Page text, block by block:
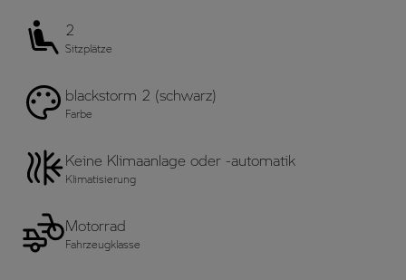
2
Sitzplätze
blackstorm 2 (schwarz)
Farbe
Keine Klimaanlage oder -automatik
Klimatisierung
Motorrad
Fahrzeugklasse